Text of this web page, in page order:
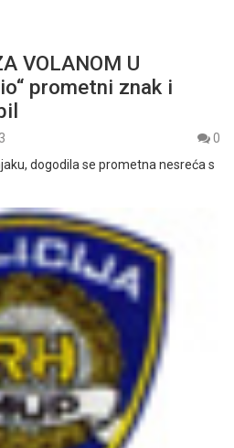
VOLANOM U
prometni znak i
0
dogodila se prometna nesreća s